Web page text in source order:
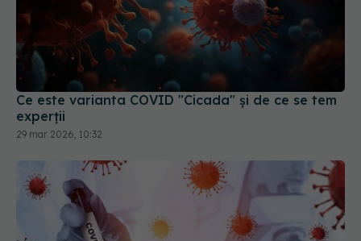
Ce este varianta COVID "Cicada" și de ce se tem
experții
29 mar 2026, 10:32